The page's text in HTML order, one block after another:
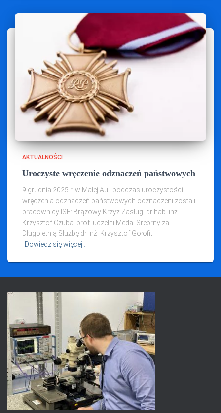
AKTUALNOŚCI
Uroczyste wręczenie odznaczeń państwowych
9 grudnia 2025 r. w Małej Auli podczas uroczystości
wręczenia odznaczeń państwowych odznaczeni zostali
pracownicy ISE: Brązowy Krzyż Zasługi dr hab. inż.
Krzysztof Czuba, prof. uczelni Medal Srebrny za
Długoletnią Służbę dr inż. Krzysztof Gołofit
Dowiedz się więcej…